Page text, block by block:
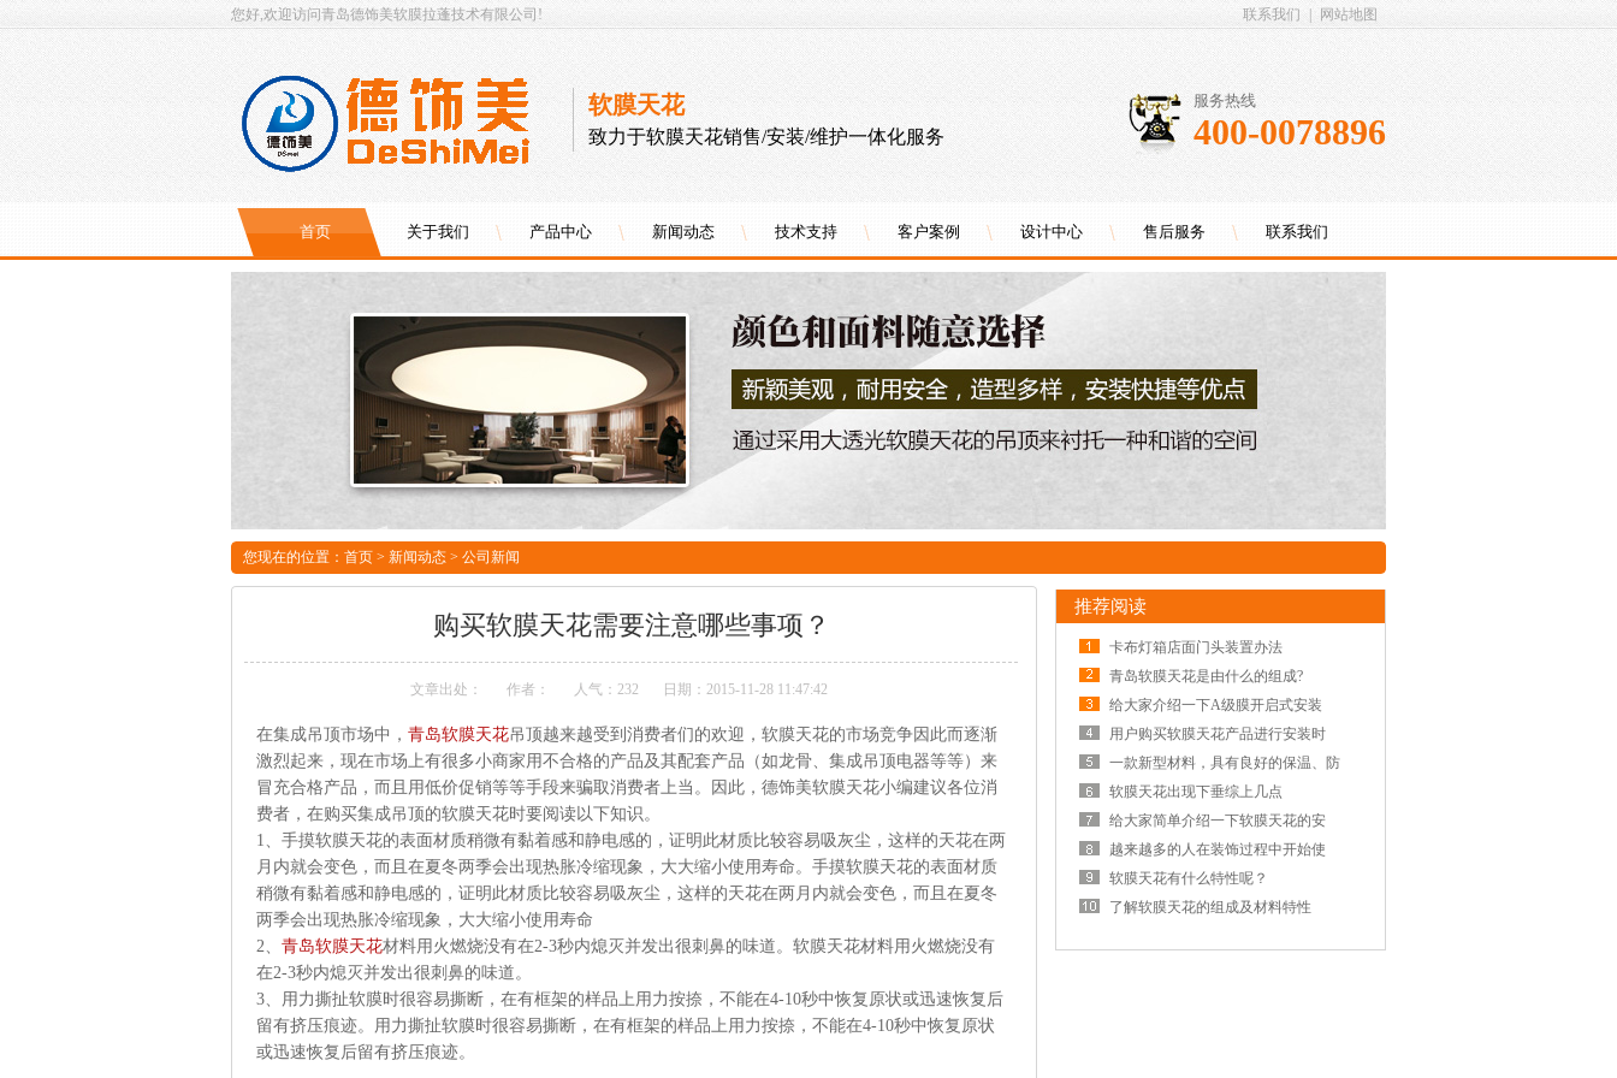
您好,欢迎访问青岛德饰美软膜拉蓬技术有限公司! 联系我们 网站地图
软膜天花
致力于软膜天花销售/安装/维护一体化服务
服务热线
400-0078896
首页 关于我们 产品中心 新闻动态 技术支持 客户案例 设计中心 售后服务 联系我们
您现在的位置： 首页 > 新闻动态 > 公司新闻
购买软膜天花需要注意哪些事项？
文章出处： 作者： 人气： 232 日期：2015-11-28 11:47:42
在集成吊顶市场中， 青岛软膜天花吊顶越来越受到消费者们的欢迎，软膜天花的市场竞争因此而逐渐
激烈起来，现在市场上有很多小商家用不合格的产品及其配套产品（如龙骨、集成吊顶电器等等）来
冒充合格产品，而且用低价促销等等手段来骗取消费者上当。因此，德饰美软膜天花小编建议各位消
费者，在购买集成吊顶的软膜天花时要阅读以下知识。
1、手摸软膜天花的表面材质稍微有黏着感和静电感的，证明此材质比较容易吸灰尘，这样的天花在两
月内就会变色，而且在夏冬两季会出现热胀冷缩现象，大大缩小使用寿命。手摸软膜天花的表面材质
稍微有黏着感和静电感的，证明此材质比较容易吸灰尘，这样的天花在两月内就会变色，而且在夏冬
两季会出现热胀冷缩现象，大大缩小使用寿命
2、 青岛软膜天花材料用火燃烧没有在2-3秒内熄灭并发出很刺鼻的味道。软膜天花材料用火燃烧没有
在2-3秒内熄灭并发出很刺鼻的味道。
3、用力撕扯软膜时很容易撕断，在有框架的样品上用力按捺，不能在4-10秒中恢复原状或迅速恢复后
留有挤压痕迹。用力撕扯软膜时很容易撕断，在有框架的样品上用力按捺，不能在4-10秒中恢复原状
或迅速恢复后留有挤压痕迹。
推荐阅读
卡布灯箱店面门头装置办法
青岛软膜天花是由什么的组成?
给大家介绍一下A级膜开启式安装
用户购买软膜天花产品进行安装时
一款新型材料，具有良好的保温、防
软膜天花出现下垂综上几点
给大家简单介绍一下软膜天花的安
越来越多的人在装饰过程中开始使
软膜天花有什么特性呢？
了解软膜天花的组成及材料特性